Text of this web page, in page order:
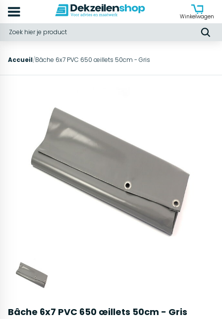
Winkelwagen
Accueil/Bâche 6x7 PVC 650 œillets 50cm - Gris
Bâche 6x7 PVC 650 œillets 50cm - Gris